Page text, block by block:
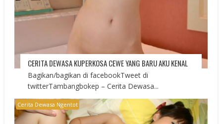
CERITA DEWASA KUPERKOSA CEWE YANG BARU AKU KENAL
Bagikan/bagikan di facebookTweet di
twitterTambangbokep – Cerita Dewasa...
Cerita Dewasa Ngentot